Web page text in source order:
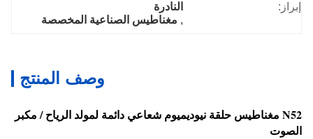
إبراز:
النادرة
, مغناطيس الصناعية المخصصة
وصف المنتج
N52 مغناطيس حلقة نيوديميوم شعاعي دائمة لمولد الرياح / مكبر
الصوت